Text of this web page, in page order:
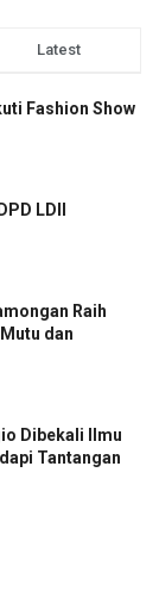
Latest
Fashion Show
LDII
Raih
dan
Dibekali Ilmu
Tantangan